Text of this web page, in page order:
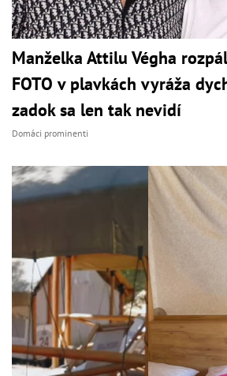
Manželka Attilu Végha
FOTO v plavkách vyráža
zadok sa len tak nevidí
Domáci prominenti